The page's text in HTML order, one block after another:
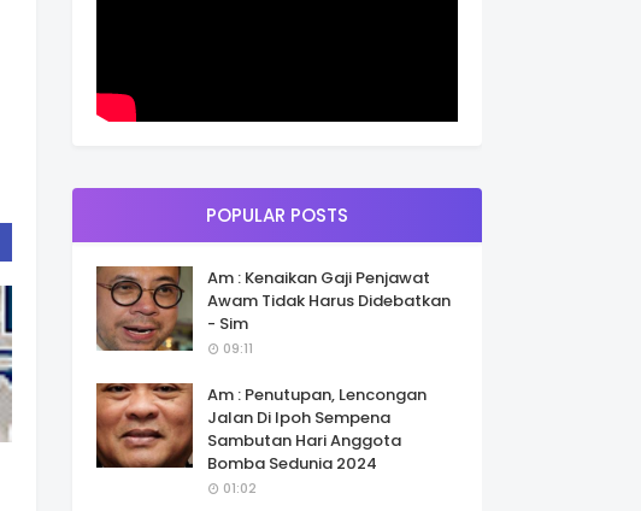
POPULAR POSTS
Am : Kenaikan Gaji Penjawat
Awam Tidak Harus Didebatkan
- Sim
09:11
Am : Penutupan, Lencongan
Jalan Di Ipoh Sempena
Sambutan Hari Anggota
Bomba Sedunia 2024
01:02